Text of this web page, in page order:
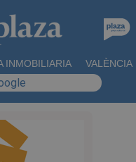
INMOBILIARIA VALÈNCIA